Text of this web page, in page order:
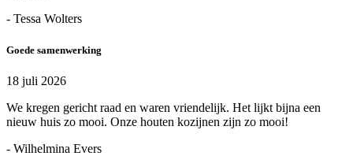
- Tessa Wolters
Goede samenwerking
18 juli 2026
We kregen gericht raad en waren vriendelijk. Het lijkt bijna een
nieuw huis zo mooi. Onze houten kozijnen zijn zo mooi!
- Wilhelmina Evers